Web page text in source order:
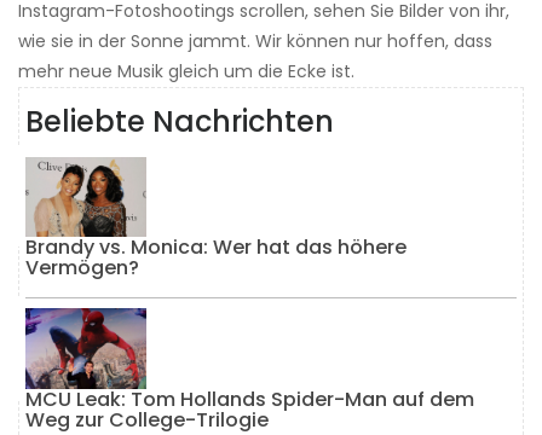
Instagram-Fotoshootings scrollen, sehen Sie Bilder von ihr,
wie sie in der Sonne jammt. Wir können nur hoffen, dass
mehr neue Musik gleich um die Ecke ist.
Beliebte Nachrichten
Brandy vs. Monica: Wer hat das höhere
Vermögen?
MCU Leak: Tom Hollands Spider-Man auf dem
Weg zur College-Trilogie